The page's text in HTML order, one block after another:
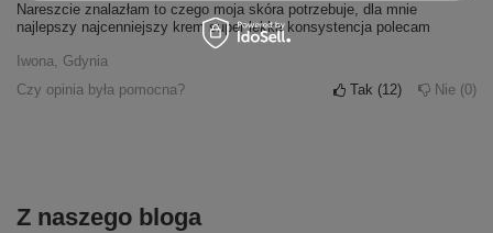
Nareszcie znalazłam to czego moja skóra potrzebuje, dla mnie
najlepszy najcenniejszy krem super lekka konsystencja polecam
Iwona, Gdynia
Czy opinia była pomocna?
Tak 12 Nie 0
Z naszego bloga